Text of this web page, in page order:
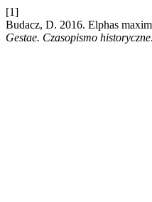
[1]
Budacz, D. 2016. Elphas
Gestae. Czasopismo historyczne